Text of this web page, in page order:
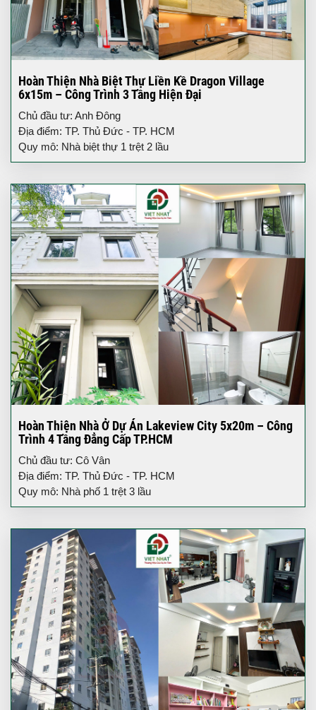
Hoàn Thiện Nhà Biệt Thự Liền Kề Dragon Village
6x15m – Công Trình 3 Tầng Hiện Đại
Chủ đầu tư: Anh Đông
Địa điểm: TP. Thủ Đức - TP. HCM
Quy mô: Nhà biệt thự 1 trệt 2 lầu
Hoàn Thiện Nhà Ở Dự Án Lakeview City 5x20m – Công
Trình 4 Tầng Đẳng Cấp TP.HCM
Chủ đầu tư: Cô Vân
Địa điểm: TP. Thủ Đức - TP. HCM
Quy mô: Nhà phố 1 trệt 3 lầu